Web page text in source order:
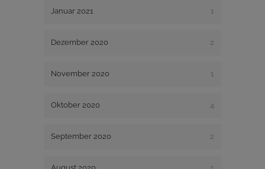
Januar 2021 1
Dezember 2020 2
November 2020 1
Oktober 2020 4
September 2020 2